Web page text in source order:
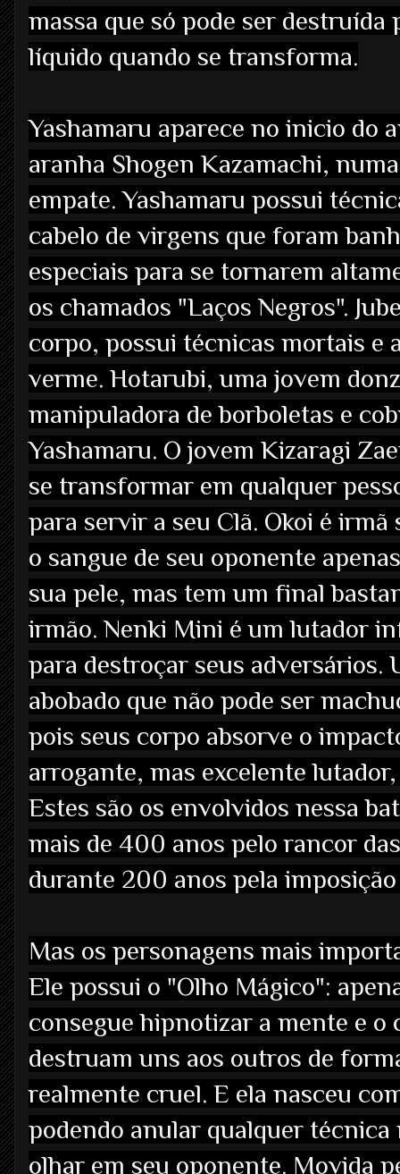
massa que só pode ser
líquido quando se transforma.
Yashamaru aparece no inicio do
aranha Shogen Kazamachi,
empate. Yashamaru possui
cabelo de virgens que foram
especiais para se tornarem
os chamados "Laços Negros".
corpo, possui técnicas mortais e
verme. Hotarubi, uma jovem
manipuladora de borboletas e
Yashamaru. O jovem Kizaragi
se transformar em qualquer
para servir a seu Clã. Okoi é
o sangue de seu oponente
sua pele, mas tem um final
irmão. Nenki Mini é um lutador
para destroçar seus adversários.
abobado que não pode ser
pois seus corpo absorve o
arrogante, mas excelente
Estes são os envolvidos nessa
mais de 400 anos pelo rancor
durante 200 anos pela
Mas os personagens mais
Ele possui o "Olho Mágico":
consegue hipnotizar a mente e o
destruam uns aos outros de
realmente cruel. E ela nasceu
podendo anular qualquer
olhar em seu oponente. Movida